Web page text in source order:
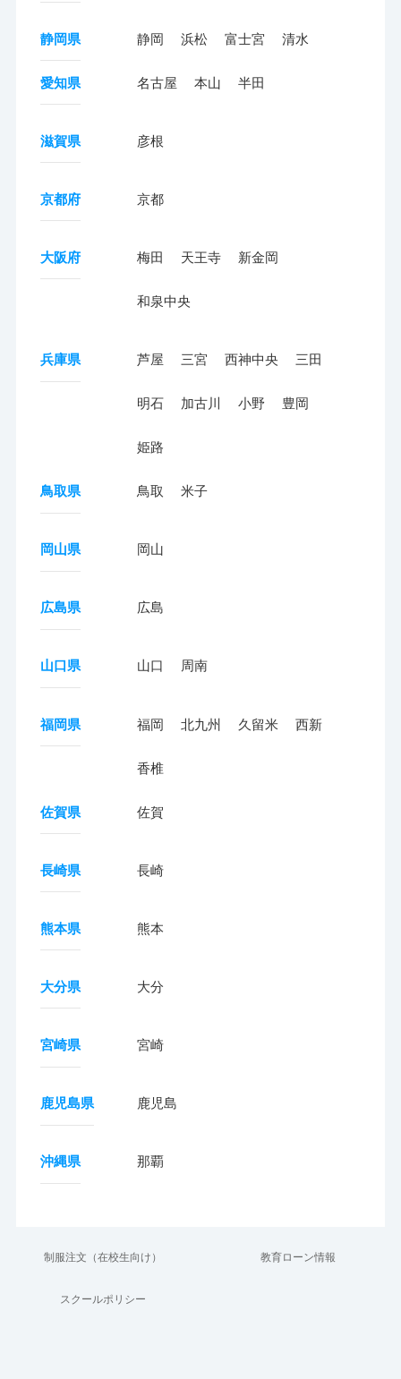
静岡県 静岡 浜松 富士宮 清水
愛知県 名古屋 本山 半田
滋賀県 彦根
京都府 京都
大阪府 梅田 天王寺 新金岡
和泉中央
兵庫県 芦屋 三宮 西神中央 三田
明石 加古川 小野 豊岡
姫路
鳥取県 鳥取 米子
岡山県 岡山
広島県 広島
山口県 山口 周南
福岡県 福岡 北九州 久留米 西新
香椎
佐賀県 佐賀
長崎県 長崎
熊本県 熊本
大分県 大分
宮崎県 宮崎
鹿児島県 鹿児島
沖縄県 那覇
制服注文（在校生向け） 教育ローン情報
スクールポリシー